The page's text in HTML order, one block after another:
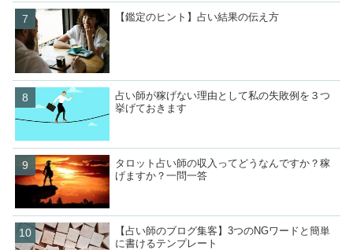
【鑑定のヒント】占い結果の伝え方
占い師が稼げない理由として私の失敗例を３つ
挙げておきます
タロット占い師の収入ってどうなんですか？稼
げますか？一問一答
【占い師のブログ集客】3つのNGワードと簡単
に書けるテンプレート